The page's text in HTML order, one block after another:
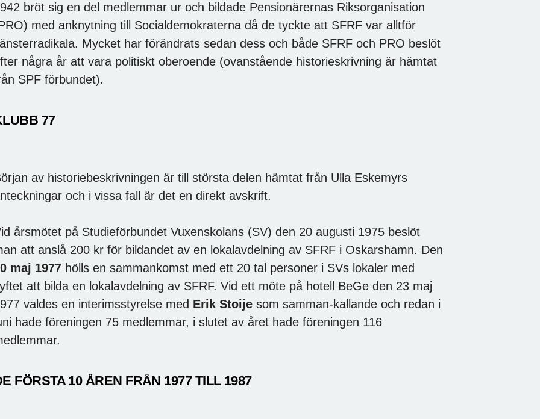
bröt sig en del medlemmar ur och bildade Pensionärernas Riksorganisation
med anknytning till Socialdemokraterna då de tyckte att SFRF var alltför
Mycket har förändrats sedan dess och både SFRF och PRO beslöt
några år att vara politiskt oberoende (ovanstående historieskrivning är hämtat
SPF förbundet).
77
av historiebeskrivningen är till största delen hämtat från Ulla Eskemyrs
och i vissa fall är det en direkt avskrift.
årsmötet på Studieförbundet Vuxenskolans (SV) den 20 augusti 1975 beslöt
att anslå 200 kr för bildandet av en lokalavdelning av SFRF i Oskarshamn. Den
maj 1977 hölls en sammankomst med ett 20 tal personer i SVs lokaler med
att bilda en lokalavdelning av SFRF. Vid ett möte på hotell BeGe den 23 maj
valdes en interimsstyrelse med Erik Stoije som samman-kallande och redan i
hade föreningen 75 medlemmar, i slutet av året hade föreningen 116
FÖRSTA 10 ÅREN FRÅN 1977 TILL 1987